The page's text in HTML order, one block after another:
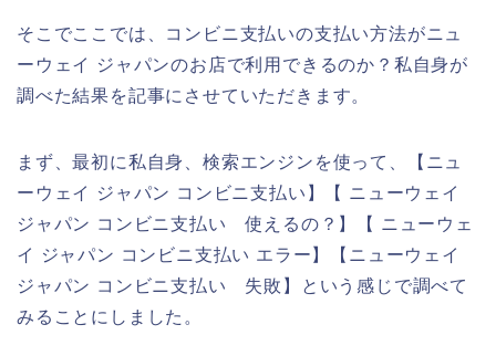
そこでここでは、コンビニ支払いの支払い方法がニュ
ーウェイ ジャパンのお店で利用できるのか？私自身が
調べた結果を記事にさせていただきます。
まず、最初に私自身、検索エンジンを使って、【ニュ
ーウェイ ジャパン コンビニ支払い】【 ニューウェイ
ジャパン コンビニ支払い 使えるの？】【 ニューウェ
イ ジャパン コンビニ支払い エラー】【ニューウェイ
ジャパン コンビニ支払い 失敗】という感じで調べて
みることにしました。